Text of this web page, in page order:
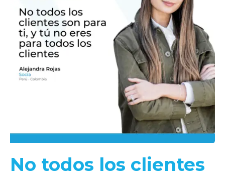
No todos los clientes